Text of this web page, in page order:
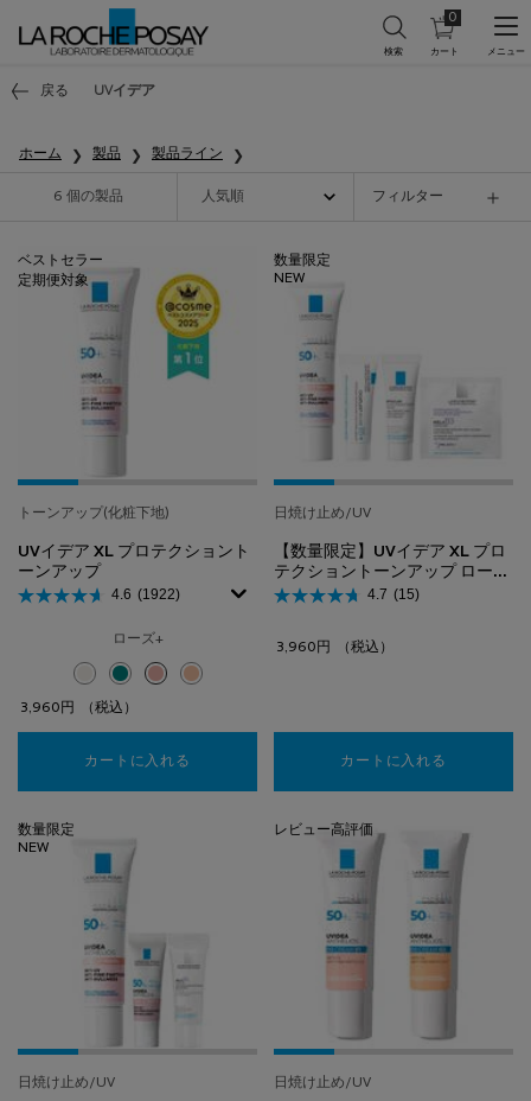
カ
ー
0
0 カート内の
戻る
UVイデア
ホーム 製品 製品ライン
6 個の製品 フィルター
フィルターメニュー
ベストセラー
定期便対象
トーンアップ(化粧下地)
UVイデア XL プロテクショント
ーンアップ
4.6 (1922)
ローズ+
選択済み
ホワイト のカラー UVイデア XL プロテクショントーンアップ、1/4
選択済み
クリア のカラー UVイデア XL プロテクショントーンアップ、2/
選択済み
ローズ+ のカラー UVイデア XL プロテクショントーンア
選択済み
ティント のカラー UVイデア XL プロテクショント
3,960円 （税込）
カートに入れる UVイデア XL プロテクショントーンアップ
数量限定
NEW
日焼け止め/UV
【数量限定】UVイデア XL プロ
テクショントーンアップ ローズ
＋ 美容液2点＆クリーム 付き
4.7 (15)
3,960円 （税込）
カートに入れる
数量限定
NEW
日焼け止め/UV
レビュー高評価
日焼け止め/UV